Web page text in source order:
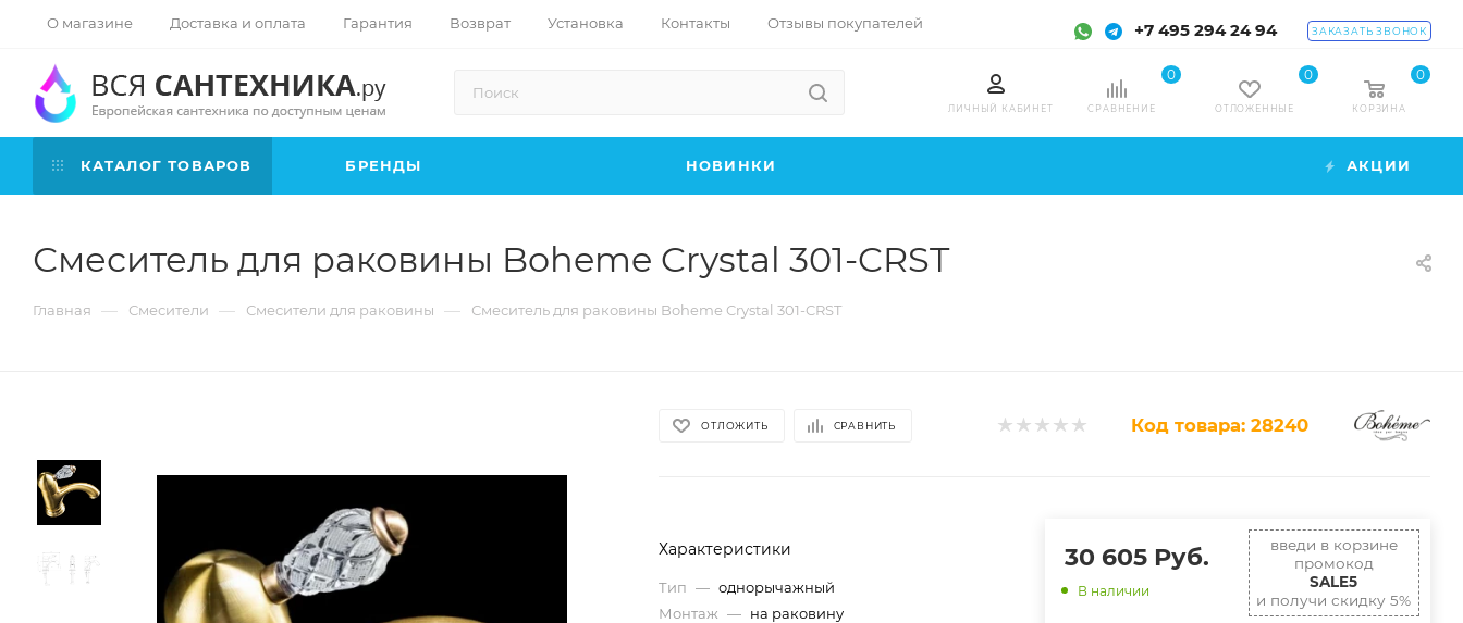
О магазине Доставка и оплата Гарантия Возврат Установка Контакты Отзывы покупателей +7 495 294 24 94 ЗАКАЗАТЬ ЗВОНОК
ЛИЧНЫЙ КАБИНЕТ СРАВНЕНИЕ
0
ОТЛОЖЕННЫЕ
0
КОРЗИНА
0
КАТАЛОГ ТОВАРОВ БРЕНДЫ НОВИНКИ АКЦИИ
Смеситель для раковины Boheme Crystal 301-CRST
Главная — Смесители — Смесители для раковины — Смеситель для раковины Boheme Crystal 301-CRST
ОТЛОЖИТЬ СРАВНИТЬ Код товара: 28240
Характеристики
Тип — однорычажный
Монтаж — на раковину
30 605Руб.
В наличии
введи в корзине
промокод
SALE5
и получи скидку 5%